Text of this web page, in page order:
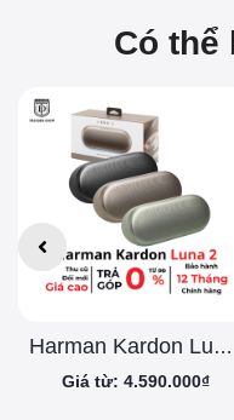
Có thể
Harman Kardon Luna 2 Chính Hãng
Giá từ: 4.590.000₫